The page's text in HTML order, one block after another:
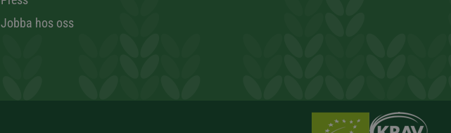
Jobba hos oss